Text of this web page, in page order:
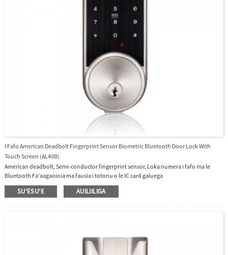
I Fafo American Deadbolt Fingerprint Sensor Biometric Bluetooth Door Lock With
Touch Screen (AL40B)
American deadbolt, Semi-conductor fingerprint sensor, Loka numera i fafo ma le
Bluetooth Fa'aagaoioia ma fausia i totonu o le IC card galuega
SU'ESU'E AUILIILIGA